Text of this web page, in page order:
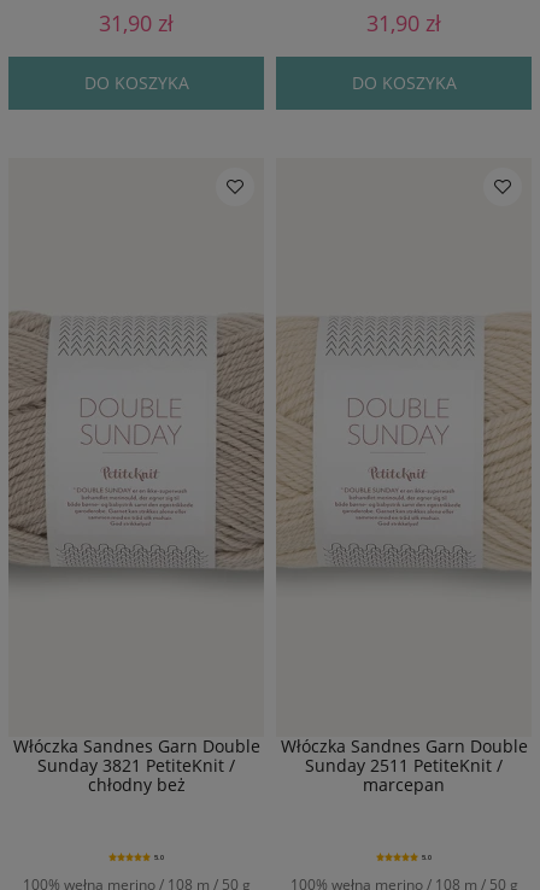
31,90 zł
DO KOSZYKA
31,90 zł
DO KOSZYKA
Włóczka Sandnes Garn Double
Sunday 3821 PetiteKnit /
chłodny beż
100% wełna merino / 108 m / 50 g
5.0
Włóczka Sandnes Garn Double
Sunday 2511 PetiteKnit /
marcepan
100% wełna merino / 108 m / 50 g
5.0